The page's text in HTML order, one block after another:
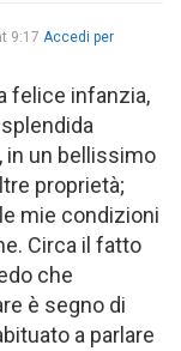
9:17 Accedi per
felice infanzia,
in un bellissimo
proprietà;
mie condizioni
Circa il fatto
che
è segno di
a parlare